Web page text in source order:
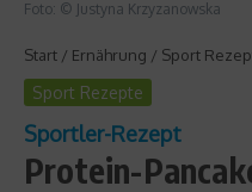
Foto: © Justyna Krzyzanowska
Start / Ernährung / Sport
Sport Rezepte
Sportler-Rezept
Protein-